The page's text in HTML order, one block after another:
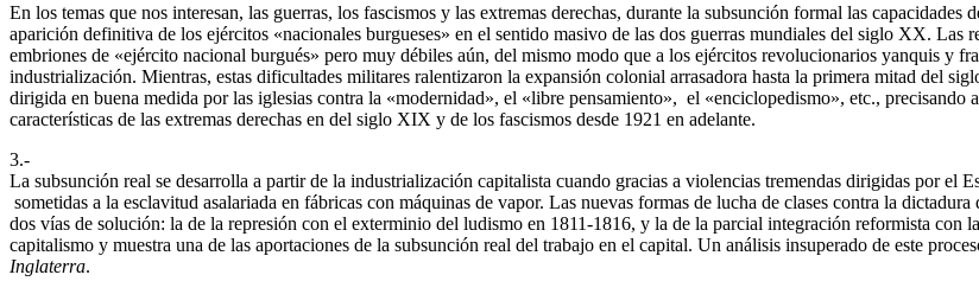
En los temas que nos interesan, las guerras, los fascismos y las extremas derechas, durante la subsunción formal las
aparición definitiva de los ejércitos «nacionales burgueses» en el sentido masivo de las dos guerras mundiales del siglo XX.
embriones de «ejército nacional burgués» pero muy débiles aún, del mismo modo que a los ejércitos revolucionarios yanquis y
industrialización. Mientras, estas dificultades militares ralentizaron la expansión colonial arrasadora hasta la primera mitad del
dirigida en buena medida por las iglesias contra la «modernidad», el «libre pensamiento», el «enciclopedismo», etc., precisando
características de las extremas derechas en del siglo XIX y de los fascismos desde 1921 en adelante.
3.-
La subsunción real se desarrolla a partir de la industrialización capitalista cuando gracias a violencias tremendas dirigidas por el
sometidas a la esclavitud asalariada en fábricas con máquinas de vapor. Las nuevas formas de lucha de clases contra la
dos vías de solución: la de la represión con el exterminio del ludismo en 1811-1816, y la de la parcial integración reformista con
capitalismo y muestra una de las aportaciones de la subsunción real del trabajo en el capital. Un análisis insuperado de este
Inglaterra.